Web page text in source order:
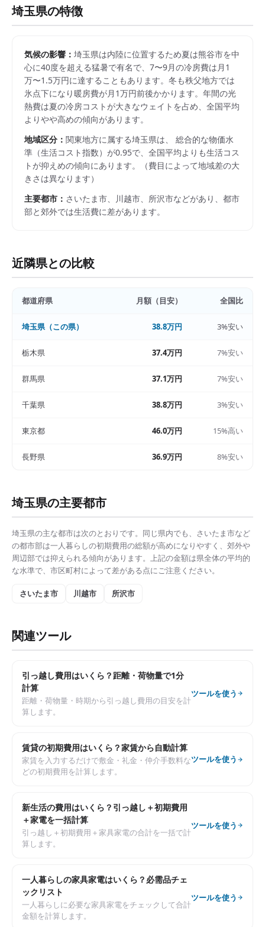
埼玉県の特徴
気候の影響： 埼玉県は内陸に位置するため夏は熊谷市を中
心に40度を超える猛暑で有名で、7〜9月の冷房費は月1
万〜1.5万円に達することもあります。冬も秩父地方では
氷点下になり暖房費が月1万円前後かかります。年間の光
熱費は夏の冷房コストが大きなウェイトを占め、全国平均
よりやや高めの傾向があります。
地域区分： 関東地方に属する埼玉県は、 総合的な物価水
準（生活コスト指数）が0.95で、 全国平均よりも生活コス
トが抑えめの傾向にあります。
（費目によって地域差の大
きさは異なります）
主要都市： さいたま市、川越市、所沢市などがあり、都市
部と郊外では生活費に差があります。
近隣県との比較
都道府県 月額（目安） 全国比
埼玉県（この県） 38.8万円 3%安い
栃木県 37.4万円 7%安い
群馬県 37.1万円 7%安い
千葉県 38.8万円 3%安い
東京都 46.0万円 15%高い
長野県 36.9万円 8%安い
埼玉県の主要都市
埼玉県の主な都市は次のとおりです。同じ県内でも、 さいたま市など
の都市部は一人暮らしの初期費用の総額が高めになりやすく、郊外や
周辺部では抑えられる傾向があります。上記の金額は県全体の平均的
な水準で、市区町村によって差がある点にご注意ください。
さいたま市 川越市 所沢市
関連ツール
引っ越し費用はいくら？距離・荷物量で1分
計算
距離・荷物量・時期から引っ越し費用の目安を計
算します。
ツールを使う
賃貸の初期費用はいくら？家賃から自動計算
家賃を入力するだけで敷金・礼金・仲介手数料な
どの初期費用を計算します。
ツールを使う
新生活の費用はいくら？引っ越し＋初期費用
＋家電を一括計算
引っ越し＋初期費用＋家具家電の合計を一括で計
算します。
ツールを使う
一人暮らしの家具家電はいくら？必需品チェ
ックリスト
一人暮らしに必要な家具家電をチェックして合計
金額を計算します。
ツールを使う